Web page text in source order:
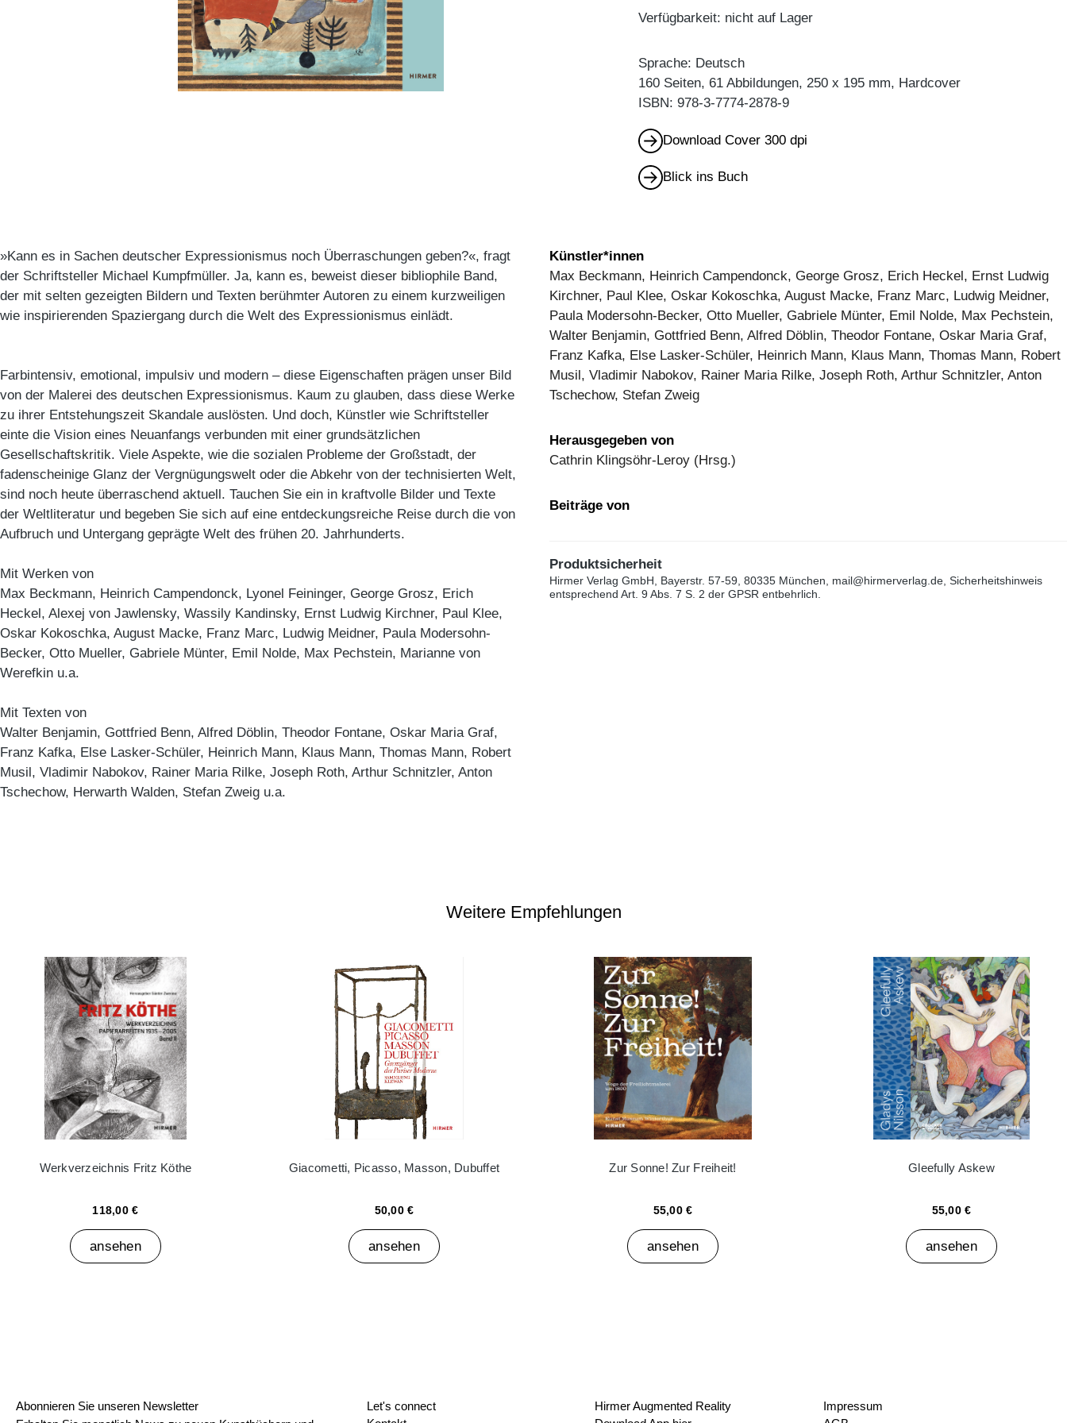
Verfügbarkeit: nicht auf Lager
Sprache: Deutsch
160 Seiten, 61 Abbildungen, 250 x 195 mm, Hardcover
ISBN: 978-3-7774-2878-9
Download Cover 300 dpi
Blick ins Buch
»Kann es in Sachen deutscher Expressionismus noch Überraschungen geben?«, fragt
der Schriftsteller Michael Kumpfmüller. Ja, kann es, beweist dieser bibliophile Band,
der mit selten gezeigten Bildern und Texten berühmter Autoren zu einem kurzweiligen
wie inspirierenden Spaziergang durch die Welt des Expressionismus einlädt.
Farbintensiv, emotional, impulsiv und modern – diese Eigenschaften prägen unser Bild
von der Malerei des deutschen Expressionismus. Kaum zu glauben, dass diese Werke
zu ihrer Entstehungszeit Skandale auslösten. Und doch, Künstler wie Schriftsteller
einte die Vision eines Neuanfangs verbunden mit einer grundsätzlichen
Gesellschaftskritik. Viele Aspekte, wie die sozialen Probleme der Großstadt, der
fadenscheinige Glanz der Vergnügungswelt oder die Abkehr von der technisierten Welt,
sind noch heute überraschend aktuell. Tauchen Sie ein in kraftvolle Bilder und Texte
der Weltliteratur und begeben Sie sich auf eine entdeckungsreiche Reise durch die von
Aufbruch und Untergang geprägte Welt des frühen 20. Jahrhunderts.
Mit Werken von
Max Beckmann, Heinrich Campendonck, Lyonel Feininger, George Grosz, Erich
Heckel, Alexej von Jawlensky, Wassily Kandinsky, Ernst Ludwig Kirchner, Paul Klee,
Oskar Kokoschka, August Macke, Franz Marc, Ludwig Meidner, Paula Modersohn-
Becker, Otto Mueller, Gabriele Münter, Emil Nolde, Max Pechstein, Marianne von
Werefkin u.a.
Mit Texten von
Walter Benjamin, Gottfried Benn, Alfred Döblin, Theodor Fontane, Oskar Maria Graf,
Franz Kafka, Else Lasker-Schüler, Heinrich Mann, Klaus Mann, Thomas Mann, Robert
Musil, Vladimir Nabokov, Rainer Maria Rilke, Joseph Roth, Arthur Schnitzler, Anton
Tschechow, Herwarth Walden, Stefan Zweig u.a.
Künstler*innen
Max Beckmann, Heinrich Campendonck, George Grosz, Erich Heckel, Ernst Ludwig
Kirchner, Paul Klee, Oskar Kokoschka, August Macke, Franz Marc, Ludwig Meidner,
Paula Modersohn-Becker, Otto Mueller, Gabriele Münter, Emil Nolde, Max Pechstein,
Walter Benjamin, Gottfried Benn, Alfred Döblin, Theodor Fontane, Oskar Maria Graf,
Franz Kafka, Else Lasker-Schüler, Heinrich Mann, Klaus Mann, Thomas Mann, Robert
Musil, Vladimir Nabokov, Rainer Maria Rilke, Joseph Roth, Arthur Schnitzler, Anton
Tschechow, Stefan Zweig
Herausgegeben von
Cathrin Klingsöhr-Leroy (Hrsg.)
Beiträge von
Produktsicherheit
Hirmer Verlag GmbH, Bayerstr. 57-59, 80335 München, mail@hirmerverlag.de, Sicherheitshinweis
entsprechend Art. 9 Abs. 7 S. 2 der GPSR entbehrlich.
Weitere Empfehlungen
Werkverzeichnis Fritz Köthe
118,00 €
ansehen
Giacometti, Picasso, Masson, Dubuffet
50,00 €
ansehen
Zur Sonne! Zur Freiheit!
55,00 €
ansehen
Gleefully Askew
55,00 €
ansehen
Abonnieren Sie unseren Newsletter
Let's connect
Hirmer Augmented Reality
Impressum